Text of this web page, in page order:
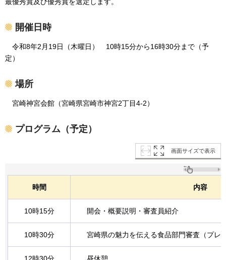
開催日時
令和8年2月19日（木曜日） 10時15分から16時30分まで（予
定）
場所
宮崎神宮会館（宮崎県宮崎市神宮2丁目4-2）
プログラム（予定）
画面サイズで表示
時間 内容
10時15分 開会・概要説明・審査員紹介
10時30分 宮崎県の魅力を伝える食品部門審査（プレ
12時30分 昼休憩